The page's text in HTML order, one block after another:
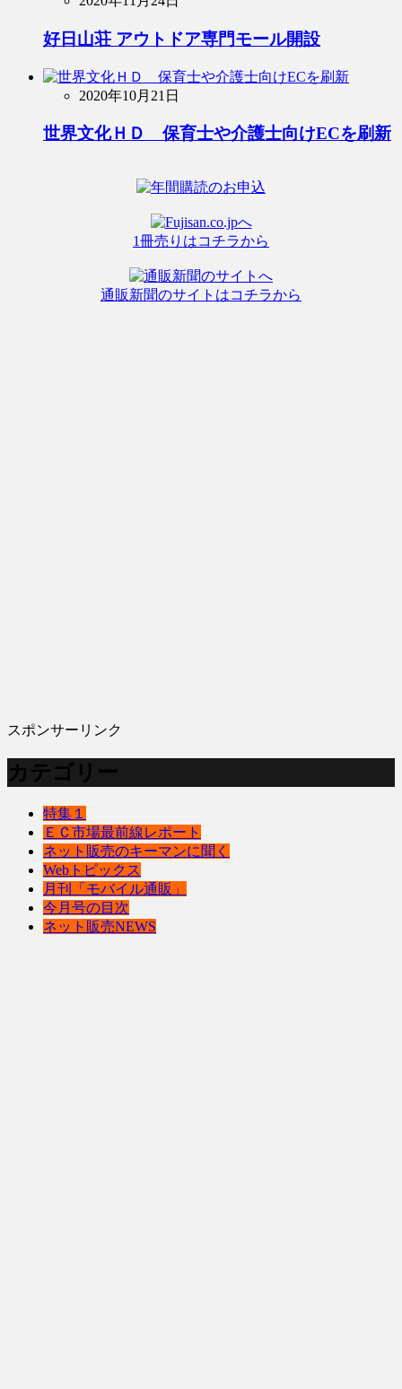
好日山荘 アウトドア専門モール開設
2020年10月21日
世界文化ＨＤ 保育士や介護士向けECを刷新
1冊売りはコチラから
通販新聞のサイトはコチラから
スポンサーリンク
カテゴリー
特集１
ＥＣ市場最前線レポート
ネット販売のキーマンに聞く
Webトピックス
月刊「モバイル通販」
今月号の目次
ネット販売NEWS